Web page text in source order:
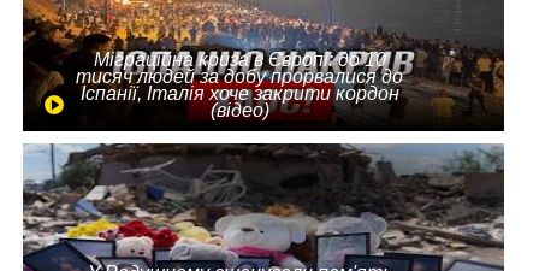
Міграційна криза в Європі: до 10
тисяч людей за добу прорвалися до
Іспанії, Італія хоче закрити кордон
(відео)